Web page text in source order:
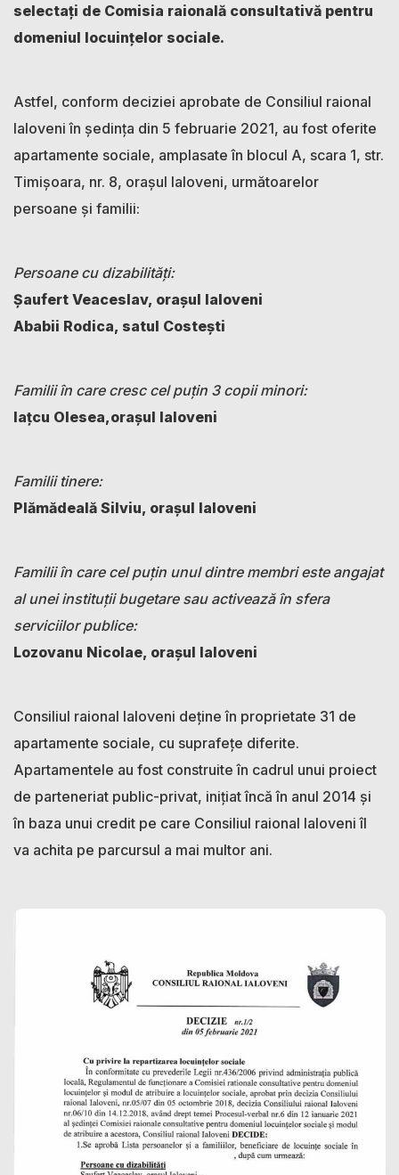
selectați de Comisia raională consultativă pentru
domeniul locuințelor sociale.
Astfel, conform deciziei aprobate de Consiliul raional
Ialoveni în ședința din 5 februarie 2021, au fost oferite
apartamente sociale, amplasate în blocul A, scara 1, str.
Timișoara, nr. 8, orașul Ialoveni, următoarelor
persoane și familii:
Persoane cu dizabilități:
Șaufert Veaceslav, orașul Ialoveni
Ababii Rodica, satul Costești
Familii în care cresc cel puțin 3 copii minori:
Iațcu Olesea,orașul Ialoveni
Familii tinere:
Plămădeală Silviu, orașul Ialoveni
Familii în care cel puțin unul dintre membri este angajat
al unei instituții bugetare sau activează în sfera
serviciilor publice:
Lozovanu Nicolae, orașul Ialoveni
Consiliul raional Ialoveni deține în proprietate 31 de
apartamente sociale, cu suprafețe diferite.
Apartamentele au fost construite în cadrul unui proiect
de parteneriat public-privat, inițiat încă în anul 2014 și
în baza unui credit pe care Consiliul raional Ialoveni îl
va achita pe parcursul a mai multor ani.